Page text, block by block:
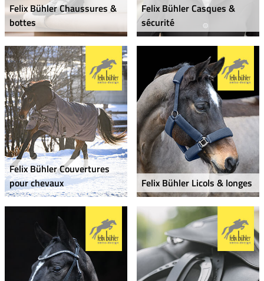
Felix Bühler Chaussures &
bottes
Felix Bühler Casques &
sécurité
Felix Bühler Couvertures
pour chevaux
Felix Bühler Licols & longes